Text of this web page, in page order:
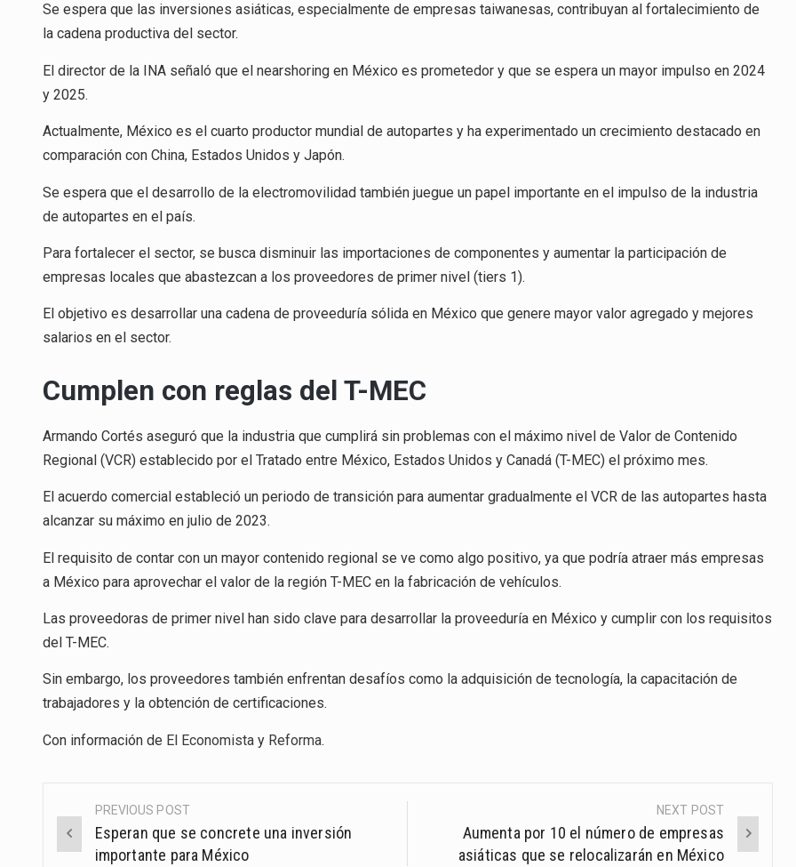
Se espera que las inversiones asiáticas, especialmente de empresas taiwanesas, contribuyan al fortalecimiento de
la cadena productiva del sector.
El director de la INA señaló que el nearshoring en México es prometedor y que se espera un mayor impulso en 2024
y 2025.
Actualmente, México es el cuarto productor mundial de autopartes y ha experimentado un crecimiento destacado en
comparación con China, Estados Unidos y Japón.
Se espera que el desarrollo de la electromovilidad también juegue un papel importante en el impulso de la industria
de autopartes en el país.
Para fortalecer el sector, se busca disminuir las importaciones de componentes y aumentar la participación de
empresas locales que abastezcan a los proveedores de primer nivel (tiers 1).
El objetivo es desarrollar una cadena de proveeduría sólida en México que genere mayor valor agregado y mejores
salarios en el sector.
Cumplen con reglas del T-MEC
Armando Cortés aseguró que la industria que cumplirá sin problemas con el máximo nivel de Valor de Contenido
Regional (VCR) establecido por el Tratado entre México, Estados Unidos y Canadá (T-MEC) el próximo mes.
El acuerdo comercial estableció un periodo de transición para aumentar gradualmente el VCR de las autopartes hasta
alcanzar su máximo en julio de 2023.
El requisito de contar con un mayor contenido regional se ve como algo positivo, ya que podría atraer más empresas
a México para aprovechar el valor de la región T-MEC en la fabricación de vehículos.
Las proveedoras de primer nivel han sido clave para desarrollar la proveeduría en México y cumplir con los requisitos
del T-MEC.
Sin embargo, los proveedores también enfrentan desafíos como la adquisición de tecnología, la capacitación de
trabajadores y la obtención de certificaciones.
Con información de El Economista y Reforma.
Post
navigation
PREVIOUS POST
Esperan que se concrete una inversión
importante para México
NEXT POST
Aumenta por 10 el número de empresas
asiáticas que se relocalizarán en México